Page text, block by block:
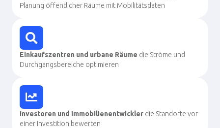
Planung öffentlicher Räume mit Mobilitätsdaten
Einkaufszentren und urbane Räume die Ströme und
Durchgangsbereiche optimieren
Investoren und Immobilienentwickler die Standorte vor
einer Investition bewerten